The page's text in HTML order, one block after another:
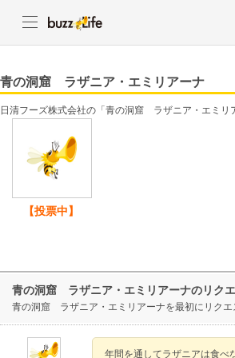
青の洞窟 ラザニア・エミリアーナ
日清フーズ株式会社の「青の洞窟 ラザニア・エミリ
【投票中】
青の洞窟 ラザニア・エミリアーナのリク
青の洞窟 ラザニア・エミリアーナを最初にリクエ
年間を通してラザニアは食べ